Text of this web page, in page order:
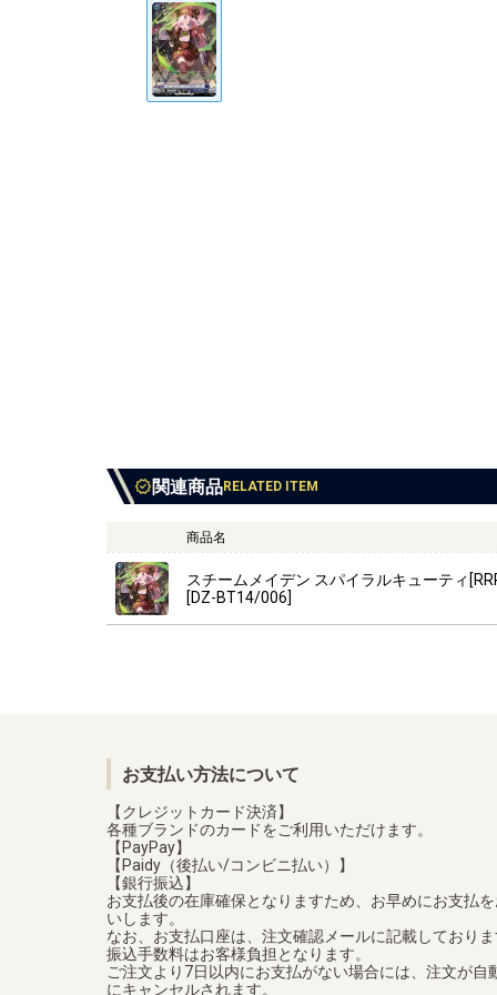
関連商品RELATED ITEM
商品名
スチームメイデン スパイラルキューティ
[DZ-BT14/006]
お支払い方法について
【クレジットカード決済】
各種ブランドのカードをご利用いただけます。
【PayPay】
【Paidy（後払い/コンビニ払い）】
【銀行振込】
お支払後の在庫確保となりますため、お早めにお支払
いします。
なお、お支払口座は、注文確認メールに記載しており
振込手数料はお客様負担となります。
ご注文より7日以内にお支払がない場合には、注文が自
にキャンセルされます。